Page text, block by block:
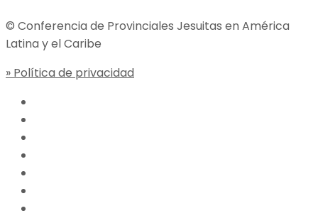
© Conferencia de Provinciales Jesuitas en América
Latina y el Caribe
» Política de privacidad